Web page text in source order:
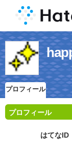
プロフィール
プロフィール
はてなID